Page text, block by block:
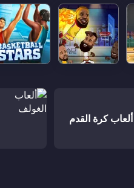
ألعاب كرة القدم